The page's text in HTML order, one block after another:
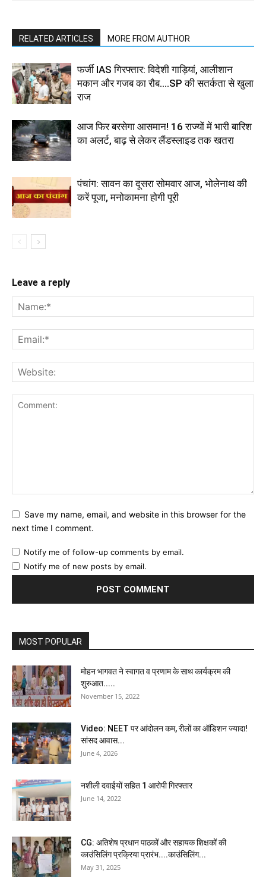
RELATED ARTICLES MORE FROM AUTHOR
फर्जी IAS गिरफ्तार: विदेशी गाड़ियां, आलीशान
मकान और गजब का रौब....SP की सतर्कता से खुला
राज
आज फिर बरसेगा आसमान! 16 राज्यों में भारी बारिश
का अलर्ट, बाढ़ से लेकर लैंडस्लाइड तक खतरा
पंचांग: सावन का दूसरा सोमवार आज, भोलेनाथ की
करें पूजा, मनोकामना होगी पूरी
Leave a reply
Save my name, email, and website in this browser for the
next time I comment.
Notify me of follow-up comments by email.
Notify me of new posts by email.
MOST POPULAR
मोहन भागवत ने स्वागत व प्रणाम के साथ कार्यक्रम की
शुरुआत.....
November 15, 2022
Video: NEET पर आंदोलन कम, रीलों का ऑडिशन ज्यादा!
सांसद आवास...
June 4, 2026
नशीली दवाईयों सहित 1 आरोपी गिरफ्तार
June 14, 2022
CG: अतिशेष प्रधान पाठकों और सहायक शिक्षकों की
काउंसिलिंग प्रक्रिया प्रारंभ....काउंसिलिंग...
May 31, 2025